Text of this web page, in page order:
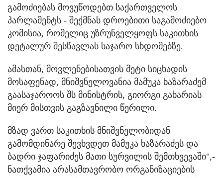
გამოძიებას მოვუწოდებთ საქართველოს
პარლამენტს - შექმნას დროებითი საგამოძიებო
კომისია, რომელიც უზრუნველყოფს საკითხის
დეტალურ შესწავლას საჯარო სხდომებზე.
ამასთან, მოვლენებისათვის მეტი სიცხადის
მოსაფენად, მნიშვნელოვანია მამუკა ხაზარაძემ
გაასაჯაროოს შს მინისტრის, გიორგი გახარიას
მიერ მისთვის გაგზავნილი წერილი.
მზად ვართ საკითხის მნიშვნელობიდან
გამომდინარე შევხვდეთ მამუკა ხაზარაძეს და
ბადრი ჯაფარიძეს მათი სურვილის შემთხვევაში",-
ნათქვამია არასამთავრობო ორგანიზაციების